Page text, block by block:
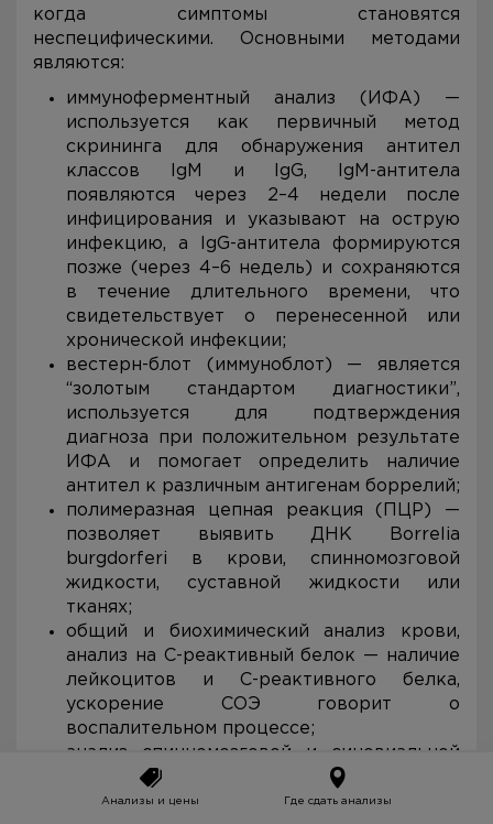
когда симптомы становятся
неспецифическими. Основными методами
являются:
иммуноферментный анализ (ИФА) —
используется как первичный метод
скрининга для обнаружения антител
классов IgM и IgG, IgM-антитела
появляются через 2–4 недели после
инфицирования и указывают на острую
инфекцию, а IgG-антитела формируются
позже (через 4–6 недель) и сохраняются
в течение длительного времени, что
свидетельствует о перенесенной или
хронической инфекции;
вестерн-блот (иммуноблот) — является
“золотым стандартом диагностики”,
используется для подтверждения
диагноза при положительном результате
ИФА и помогает определить наличие
антител к различным антигенам боррелий;
полимеразная цепная реакция (ПЦР) —
позволяет выявить ДНК Borrelia
burgdorferi в крови, спинномозговой
жидкости, суставной жидкости или
тканях;
общий и биохимический анализ крови,
анализ на С-реактивный белок — наличие
лейкоцитов и С-реактивного белка,
ускорение СОЭ говорит о
воспалительном процессе;
анализ спинномозговой и синовиальной
жидкости — необходимы при подозрении
на развитие осложнений со стороны
Анализы и цены Где сдать анализы